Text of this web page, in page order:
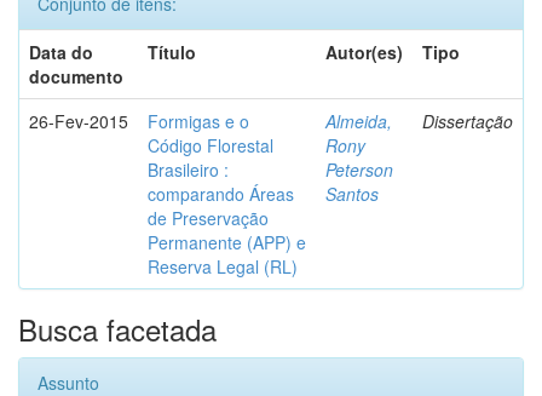
Data do
documento
Título Autor(es) Tipo
26-Fev-2015
Formigas e o
Código Florestal
Brasileiro :
comparando Áreas
de Preservação
Permanente (APP) e
Reserva Legal (RL)
Almeida,
Rony
Peterson
Santos
Dissertação
Busca facetada
Assunto